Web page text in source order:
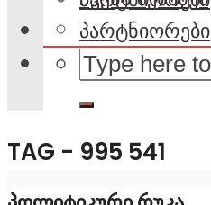
პარტნიორები
TAG - 995 541